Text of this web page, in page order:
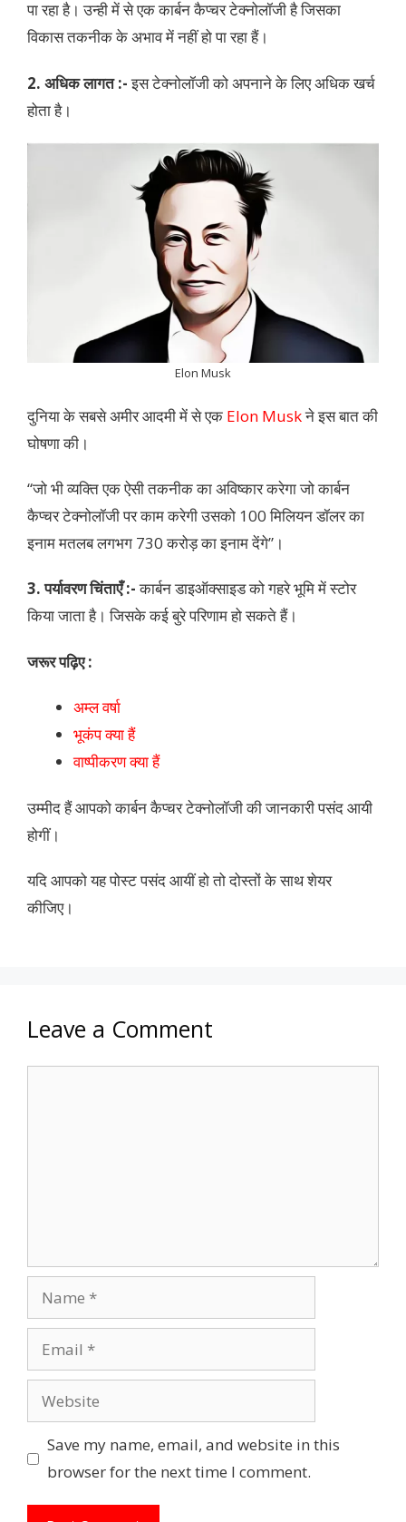
पा रहा है। उन्ही में से एक कार्बन कैप्चर टेक्नोलॉजी है जिसका
विकास तकनीक के अभाव में नहीं हो पा रहा हैं।
2. अधिक लागत :-इस टेक्नोलॉजी को अपनाने के लिए अधिक खर्च
होता है।
Elon Musk
दुनिया के सबसे अमीर आदमी में से एक Elon Muskने इस बात की
घोषणा की।
“जो भी व्यक्ति एक ऐसी तकनीक का अविष्कार करेगा जो कार्बन
कैप्चर टेक्नोलॉजी पर काम करेगी उसको 100 मिलियन डॉलर का
इनाम मतलब लगभग 730 करोड़ का इनाम देंगे”।
3. पर्यावरण चिंताएँ :-कार्बन डाइऑक्साइड को गहरे भूमि में स्टोर
किया जाता है। जिसके कई बुरे परिणाम हो सकते हैं।
जरूर पढ़िए :
अम्ल वर्षा
भूकंप क्या हैं
वाष्पीकरण क्या हैं
उम्मीद हैं आपको कार्बन कैप्चर टेक्नोलॉजी की जानकारी पसंद आयी
होगीं।
यदि आपको यह पोस्ट पसंद आयीं हो तो दोस्तों के साथ शेयर
कीजिए।
Leave a Comment
Name
Email
Website
Save my name, email, and website in this
browser for the next time I comment.